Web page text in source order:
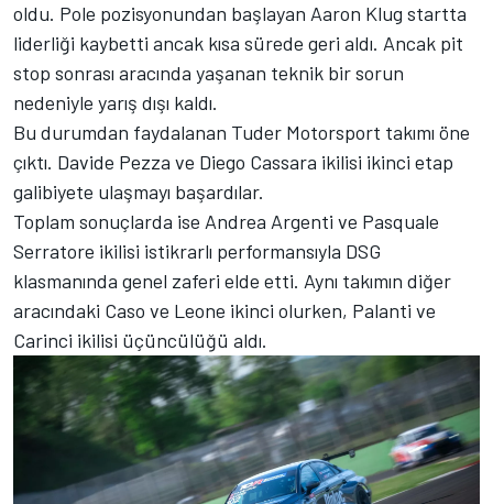
oldu. Pole pozisyonundan başlayan Aaron Klug startta
liderliği kaybetti ancak kısa sürede geri aldı. Ancak pit
stop sonrası aracında yaşanan teknik bir sorun
nedeniyle yarış dışı kaldı.
Bu durumdan faydalanan Tuder Motorsport takımı öne
çıktı. Davide Pezza ve Diego Cassara ikilisi ikinci etap
galibiyete ulaşmayı başardılar.
Toplam sonuçlarda ise Andrea Argenti ve Pasquale
Serratore ikilisi istikrarlı performansıyla DSG
klasmanında genel zaferi elde etti. Aynı takımın diğer
aracındaki Caso ve Leone ikinci olurken, Palanti ve
Carinci ikilisi üçüncülüğü aldı.